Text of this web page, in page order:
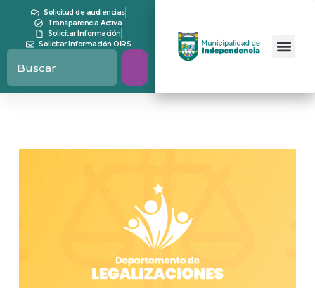
Solicitud de audiencias
Transparencia Activa
Solicitar Información
Solicitar Información OIRS